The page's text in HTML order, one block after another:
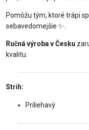
Pomôžu tým, ktoré trápi
sebavedomejšie ✨.
Ručná výroba v Česku
kvalitu.
Strih:️
Priliehavý